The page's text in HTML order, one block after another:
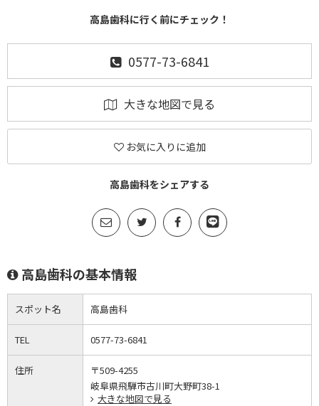
高島歯科に行く前にチェック！
0577-73-6841
大きな地図で見る
お気に入りに追加
高島歯科をシェアする
高島歯科の基本情報
スポット名 高島歯科
TEL 0577-73-6841
住所
〒509-4255
岐阜県飛騨市古川町大野町38-1
大きな地図で見る